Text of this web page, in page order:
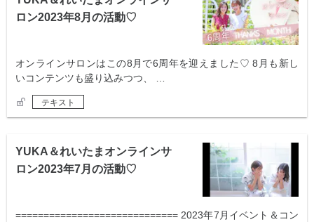
ロン2023年8月の活動♡
オンラインサロンはこの8月で6周年を迎えました♡ 8月も新し
いコンテンツも盛り込みつつ、 …
テキスト
YUKA＆れいたまオンラインサ
ロン2023年7月の活動♡
============================= 2023年7月イベント＆コン